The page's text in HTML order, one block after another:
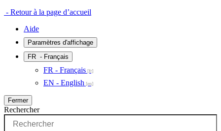
- Retour à la page d’accueil
Aide
Paramètres d'affichage
FR - Français
FR - Français
EN - English
Fermer
Rechercher